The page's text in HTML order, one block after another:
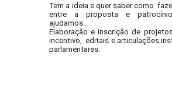
Tem a ideia e quer saber como
entre a proposta e
ajudamos.
Elaboração e inscrição de
incentivo, editais e articulações
parlamentares.